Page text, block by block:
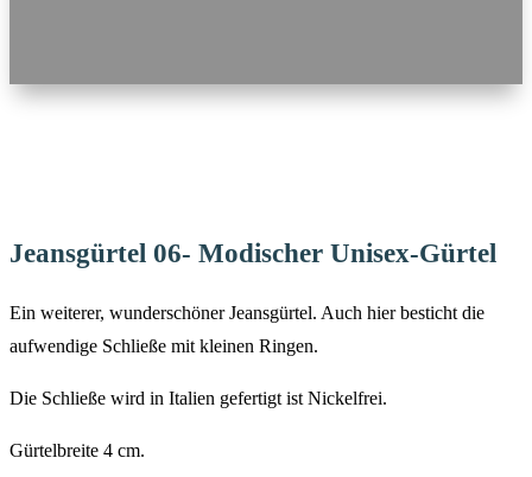
Jeansgürtel 06- Modischer Unisex-Gürtel
Ein weiterer, wunderschöner Jeansgürtel. Auch hier besticht die
aufwendige Schließe mit kleinen Ringen.
Die Schließe wird in Italien gefertigt ist Nickelfrei.
Gürtelbreite 4 cm.